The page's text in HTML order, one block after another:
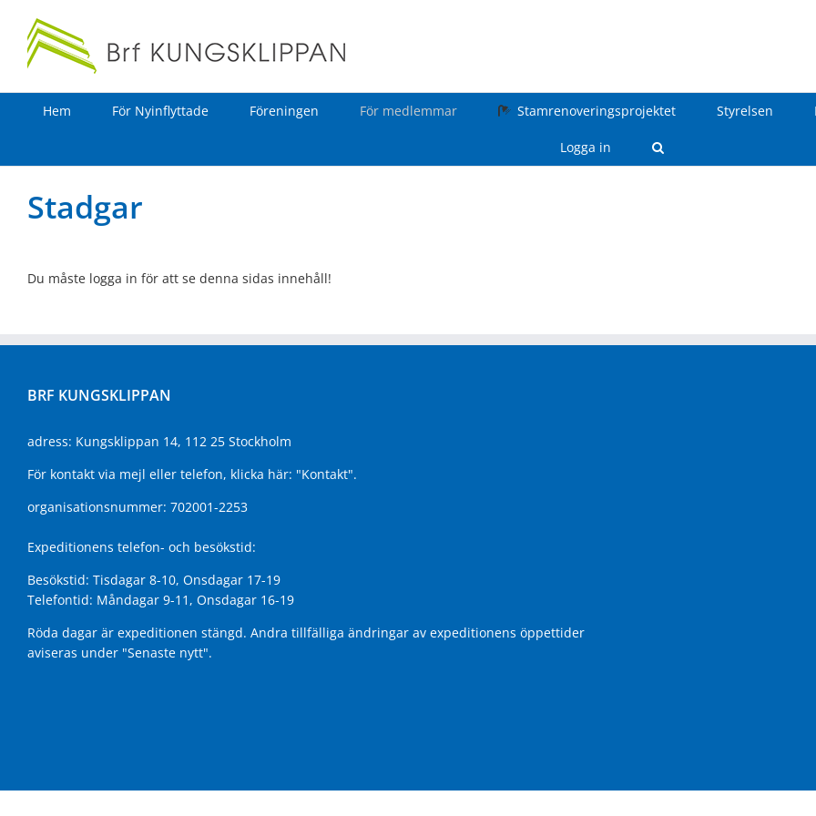
innehållet
Hem För Nyinflyttade Föreningen För medlemmar Stamrenoveringsprojektet Styrelsen
Logga in
Stadgar
Du måste logga in för att se denna sidas innehåll!
BRF KUNGSKLIPPAN
adress: Kungsklippan 14, 112 25 Stockholm
För kontakt via mejl eller telefon, klicka här: "Kontakt".
organisationsnummer: 702001-2253
Expeditionens telefon- och besökstid:
Besökstid: Tisdagar 8-10, Onsdagar 17-19
Telefontid: Måndagar 9-11, Onsdagar 16-19
Röda dagar är expeditionen stängd. Andra tillfälliga ändringar av expeditionens öppettider
aviseras under "Senaste nytt".